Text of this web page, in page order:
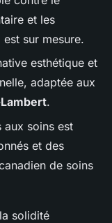
et les
sur mesure.
esthétique et
adaptée aux
.
aux soins est
et des
de soins
solidité